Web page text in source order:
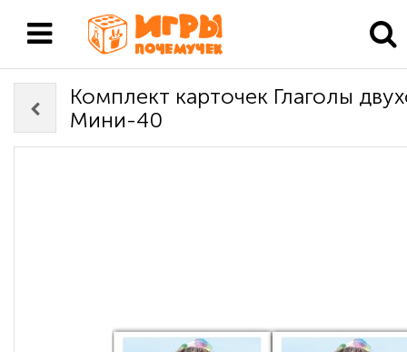
Комплект карточек Глаголы
Мини-40